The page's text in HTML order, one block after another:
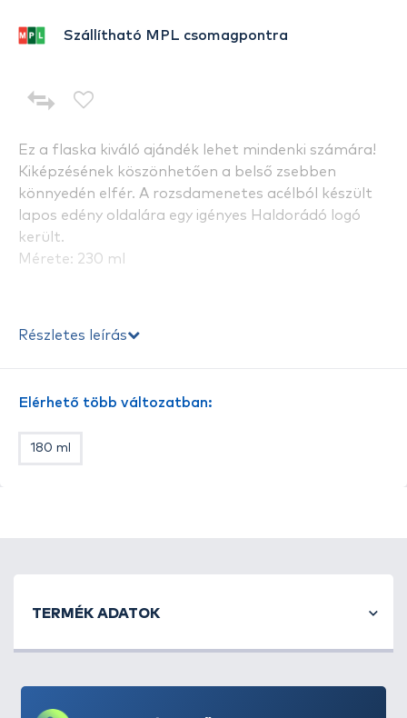
Ez a flaska kiváló ajándék lehet mindenki számára!
Kiképzésének köszönhetően a belső zsebben
könnyedén elfér. A rozsdamenetes acélból készült
lapos edény oldalára egy igényes Haldorádó logó
került.
Mérete: 230 ml
Részletes leírás
Elérhető több változatban:
180 ml
Szállítható MPL csomagpontra
TERMÉK ADATOK